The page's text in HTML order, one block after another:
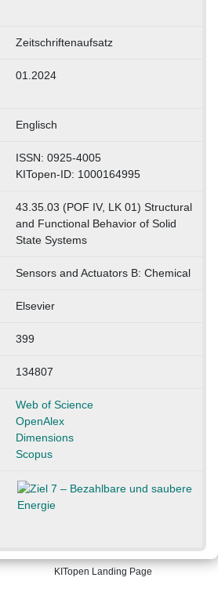
Zeitschriftenaufsatz
01.2024
Englisch
ISSN: 0925-4005
KITopen-ID: 1000164995
43.35.03 (POF IV, LK 01) Structural
and Functional Behavior of Solid
State Systems
Sensors and Actuators B: Chemical
Elsevier
399
134807
Web of Science
OpenAlex
Dimensions
Scopus
KITopen Landing Page